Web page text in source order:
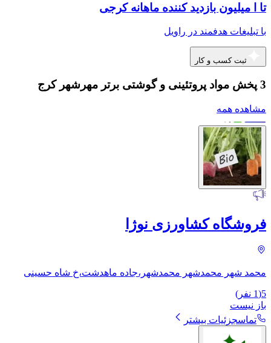
تا ا میلیون بازدید کننده ماهانه کرجی
با تبلیغات هدفمند در راویل
ثبت کسب و کار
3 پخش مواد پروتئینی و گوشتی برتر مهرشهر کرج
مشاهده همه
فروشگاه کشاورزی نوژا
محمد شهر محمدشهر محمدشهر،جاده ماهدشت،خ شاه حسینی
5
(
1 نفر)
باز نیست
تماسجزئیات بیشتر